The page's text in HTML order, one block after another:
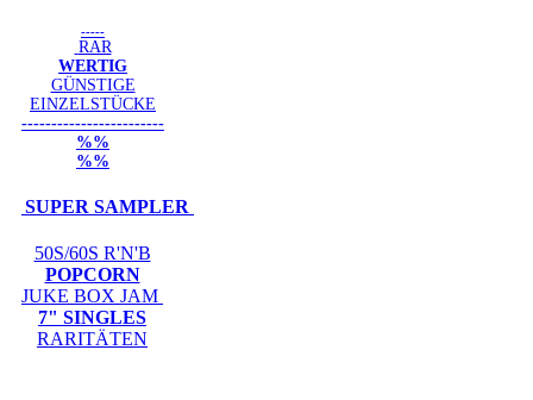
-----
RAR
WERTIG
GÜNSTIGE
EINZELSTÜCKE
------------------------
%%
%%
SUPER SAMPLER
50S/60S R'N'B
POPCORN
JUKE BOX JAM
7" SINGLES
RARITÄTEN